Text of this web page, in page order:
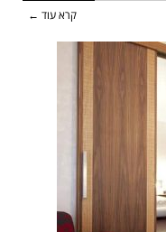
קרא עוד ←